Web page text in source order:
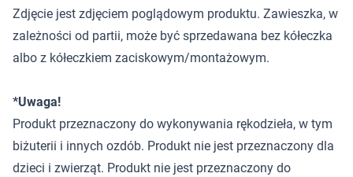
Zdjęcie jest zdjęciem poglądowym produktu. Zawieszka, w
zależności od partii, może być sprzedawana bez kółeczka
albo z kółeczkiem zaciskowym/montażowym.
*Uwaga!
Produkt przeznaczony do wykonywania rękodzieła, w tym
biżuterii i innych ozdób. Produkt nie jest przeznaczony dla
dzieci i zwierząt. Produkt nie jest przeznaczony do